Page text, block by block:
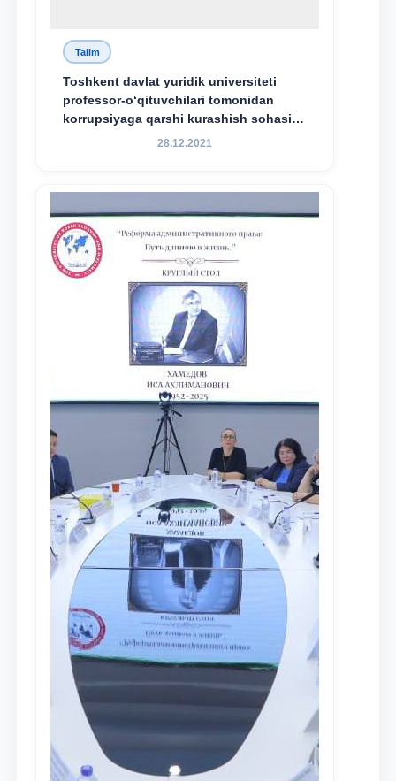
Talim
Toshkent davlat yuridik universiteti
professor-o‘qituvchilari tomonidan
korrupsiyaga qarshi kurashish sohasida
amalga oshirilayotgan islohotlar hamda
maqsadida xorijiy va mahalliy ilmiy
nashrlarda chop etilgan maqolalar
dayjesti
28.12.2021